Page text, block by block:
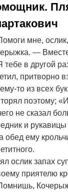
мне,
—
в другой
притворно
то из всех
не сказал
и
обед ему
ослик запах
приятелю